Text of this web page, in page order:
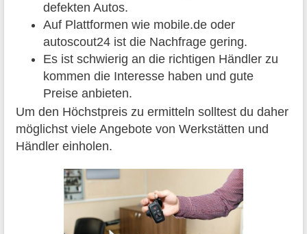
defekten Autos.
Auf Plattformen wie mobile.de oder
autoscout24 ist die Nachfrage gering.
Es ist schwierig an die richtigen Händler zu
kommen die Interesse haben und gute
Preise anbieten.
Um den Höchstpreis zu ermitteln solltest du daher
möglichst viele Angebote von Werkstätten und
Händler einholen.